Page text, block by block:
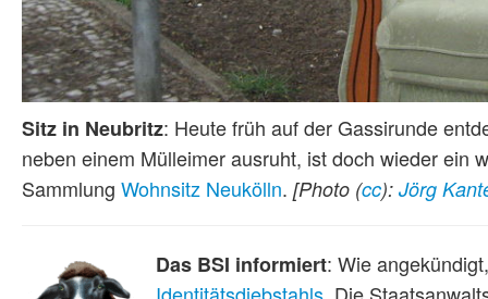
Sitz in Neubritz: Heute früh auf der Gassirunde
neben einem Mülleimer ausruht, ist doch wieder ein
Sammlung Wohnsitz Neukölln. [Photo (cc): Jörg
Das BSI informiert: Wie